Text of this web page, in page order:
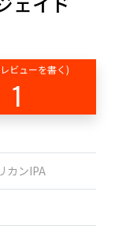
ビューを書く)
1
カンIPA